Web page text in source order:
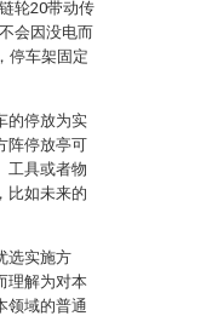
轮20带动传
会因没电而
停车架固定
的停放为实
阵停放亭可
工具或者物
比如未来的
选实施方
理解为对本
领域的普通